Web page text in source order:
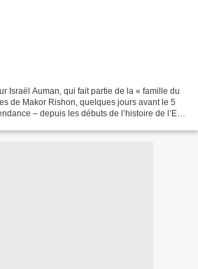
Israël Auman, qui fait partie de la « famille du
de Makor Rishon, quelques jours avant le 5
– depuis les débuts de l’histoire de l’Etat